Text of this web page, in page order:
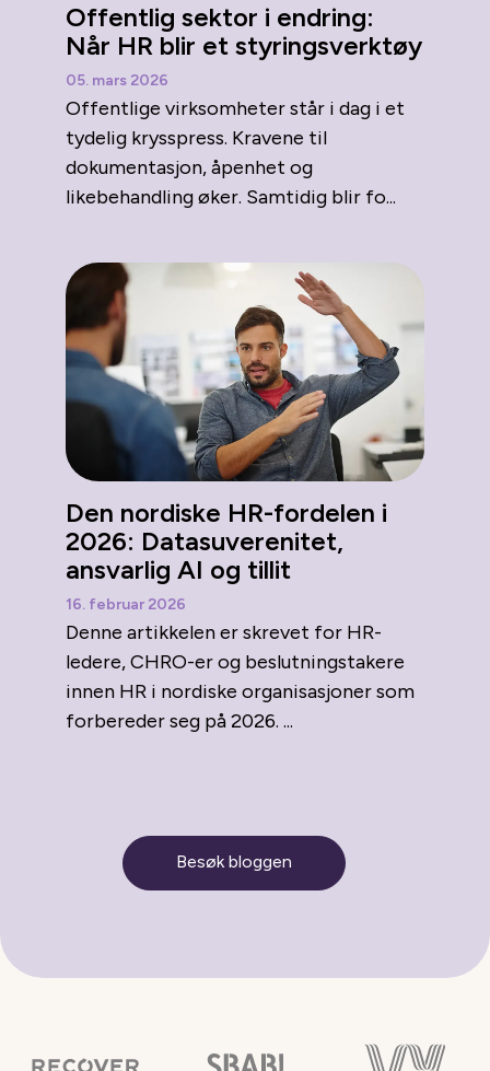
Offentlig sektor i endring:
Når HR blir et styringsverktøy
05. mars 2026
Offentlige virksomheter står i dag i et
tydelig krysspress. Kravene til
dokumentasjon, åpenhet og
likebehandling øker. Samtidig blir fo...
Den nordiske HR-fordelen i
2026: Datasuverenitet,
ansvarlig AI og tillit
16. februar 2026
Denne artikkelen er skrevet for HR-
ledere, CHRO-er og beslutningstakere
innen HR i nordiske organisasjoner som
forbereder seg på 2026. ...
Besøk bloggen